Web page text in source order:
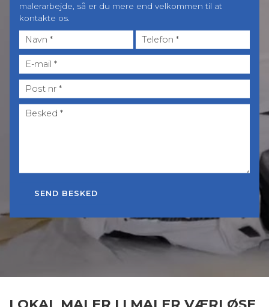
malerarbejde, så er du mere end velkommen til at
kontakte os.
Post
nr.